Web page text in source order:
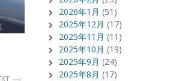
2026年1月 (51)
2025年12月 (17)
2025年11月 (11)
2025年10月 (19)
2025年9月 (24)
2025年8月 (17)